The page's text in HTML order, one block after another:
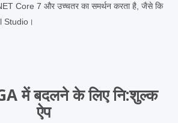
Core 7 और उच्चतर का समर्थन करता है, जैसे कि
Studio।
में बदलने के लिए नि:शुल्‍क
ऐप